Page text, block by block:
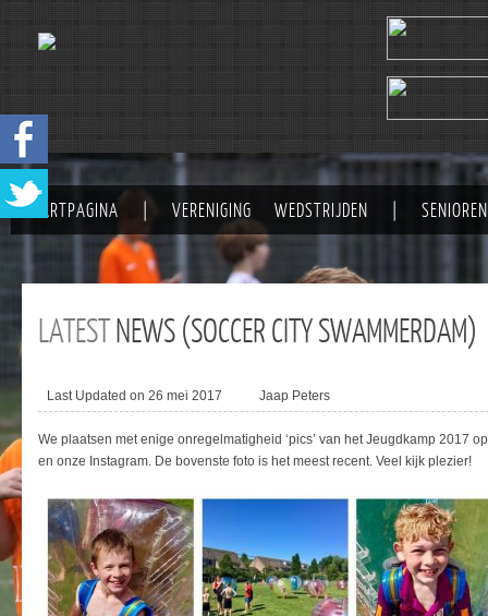
STARTPAGINA VERENIGING WEDSTRIJDEN SENIOREN
LATESTNEWS (SOCCER CITY SWAMMERDAM)
Last Updated on 26 mei 2017 Jaap Peters
We plaatsen met enige onregelmatigheid ‘pics’ van het Jeugdkamp 2017
en onze Instagram. De bovenste foto is het meest recent. Veel kijk plezier!